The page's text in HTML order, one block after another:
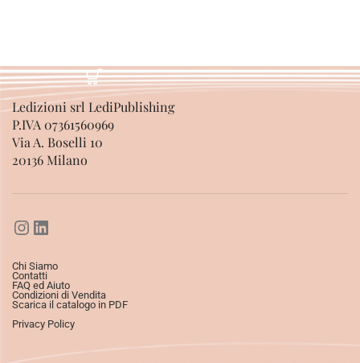
Ledizioni srl LediPublishing
P.IVA 07361560969
Via A. Boselli 10
20136 Milano
Chi Siamo
Contatti
FAQ ed Aiuto
Condizioni di Vendita
Scarica il catalogo in PDF
Privacy Policy